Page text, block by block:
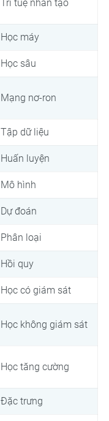
Trí tuệ nhân tạo
Học máy
Học sâu
Mạng nơ-ron
Tập dữ liệu
Huấn luyện
Mô hình
Dự đoán
Phân loại
Hồi quy
Học có giám sát
Học không giám sát
Học tăng cường
Đặc trưng